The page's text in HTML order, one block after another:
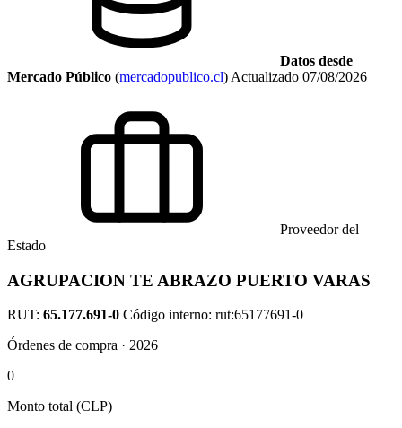
Datos desde
Mercado Público (mercadopublico.cl) Actualizado 07/08/2026
Proveedor del
Estado
AGRUPACION TE ABRAZO PUERTO VARAS
RUT: 65.177.691-0 Código interno: rut:65177691-0
Órdenes de compra · 2026
0
Monto total (CLP)